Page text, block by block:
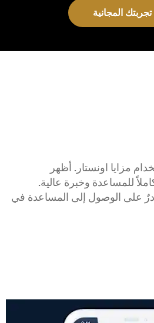
المجانية
مزايا اونستار. أظهر
للمساعدة وخبرة عالية.
على الوصول إلى المساعدة في